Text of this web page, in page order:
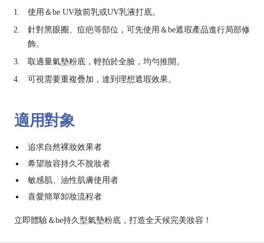
使用＆be UV妝前乳或UV乳液打底。
針對黑眼圈、痘疤等部位，可先使用＆be遮瑕產品進行局部修
飾。
取適量氣墊粉底，輕拍於全臉，均勻推開。
可視需要重複疊加，達到理想遮瑕效果。
適用對象
追求自然裸妝效果者
希望妝容持久不脫妝者
敏感肌、油性肌膚使用者
喜愛簡單卸妝流程者
立即體驗＆be持久型氣墊粉底，打造全天候完美妝容！